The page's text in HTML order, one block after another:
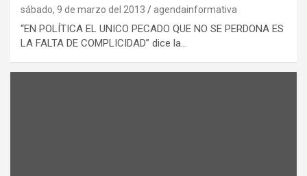
sábado, 9 de marzo del 2013 agendainformativa
“EN POLÍTICA EL UNICO PECADO QUE NO SE PERDONA ES
LA FALTA DE COMPLICIDAD” dice la…